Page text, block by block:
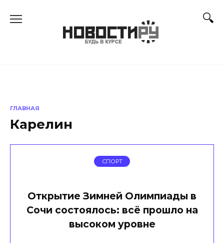
ГЛАВНАЯ
Карелин
СПОРТ
Открытие Зимней Олимпиады в
Сочи состоялось: всё прошло на
высоком уровне